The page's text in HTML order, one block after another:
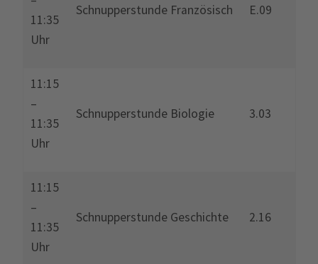
11:35
Uhr
Schnupperstunde Französisch E.09
11:15
–
11:35
Uhr
Schnupperstunde Biologie 3.03
11:15
–
11:35
Uhr
Schnupperstunde Geschichte 2.16